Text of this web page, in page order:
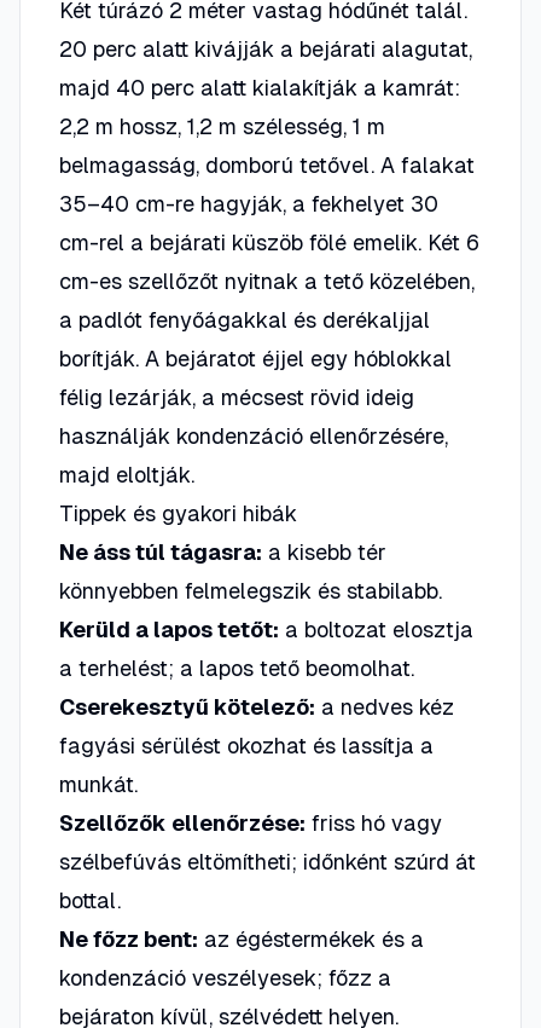
Két túrázó 2 méter vastag hódűnét talál.
20 perc alatt kivájják a bejárati alagutat,
majd 40 perc alatt kialakítják a kamrát:
2,2 m hossz, 1,2 m szélesség, 1 m
belmagasság, domború tetővel. A falakat
35–40 cm-re hagyják, a fekhelyet 30
cm-rel a bejárati küszöb fölé emelik. Két 6
cm-es szellőzőt nyitnak a tető közelében,
a padlót fenyőágakkal és derékaljjal
borítják. A bejáratot éjjel egy hóblokkal
félig lezárják, a mécsest rövid ideig
használják kondenzáció ellenőrzésére,
majd eloltják.
Tippek és gyakori hibák
Ne áss túl tágasra: a kisebb tér
könnyebben felmelegszik és stabilabb.
Kerüld a lapos tetőt: a boltozat elosztja
a terhelést; a lapos tető beomolhat.
Cserekesztyű kötelező: a nedves kéz
fagyási sérülést okozhat és lassítja a
munkát.
Szellőzők ellenőrzése: friss hó vagy
szélbefúvás eltömítheti; időnként szúrd át
bottal.
Ne főzz bent: az égéstermékek és a
kondenzáció veszélyesek; főzz a
bejáraton kívül, szélvédett helyen.